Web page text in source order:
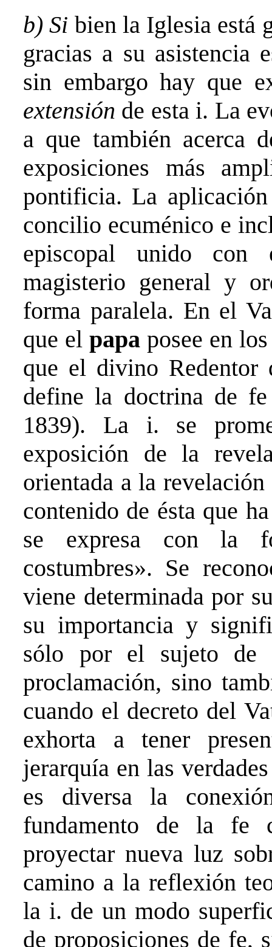
b) Si bien la Iglesia está
gracias a su asistencia
sin embargo hay que
extensión de esta i. La
a que también acerca
exposiciones más
pontificia. La
concilio ecuménico e
episcopal unido
magisterio general y
forma paralela. En el
que el papa posee en
que el divino Redentor
define la doctrina de
1839). La i. se
exposición de la
orientada a la
contenido de ésta que
se expresa con la
costumbres». Se
viene determinada por
su importancia y
sólo por el sujeto
proclamación, sino
cuando el decreto del
exhorta a tener
jerarquía en las
es diversa la
fundamento de la fe
proyectar nueva luz
camino a la reflexión
la i. de un modo
de proposiciones de fe,